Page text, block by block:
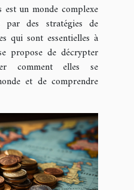
est un monde complexe
par des stratégies de
qui sont essentielles à
propose de décrypter
comment elles se
et de comprendre